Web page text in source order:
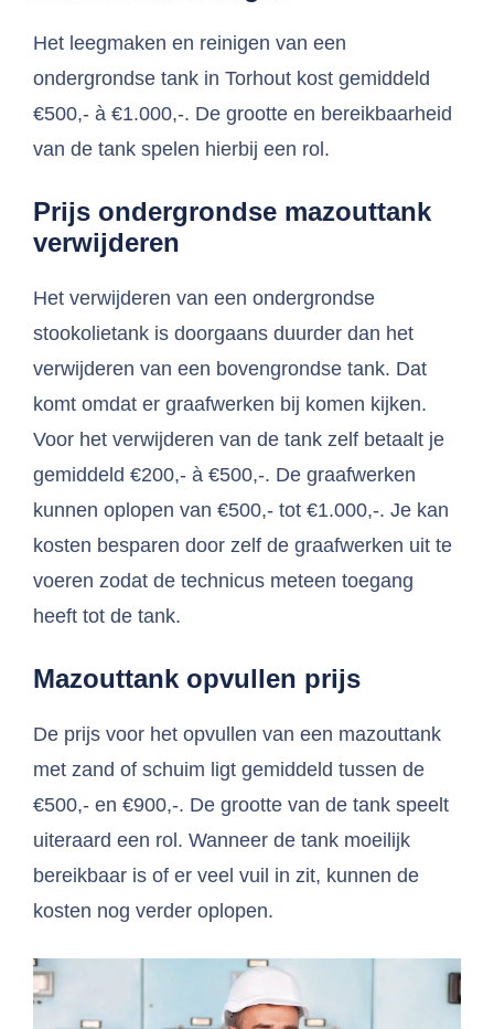
Het leegmaken en reinigen van een
ondergrondse tank in Torhout kost gemiddeld
€500,- à €1.000,-. De grootte en bereikbaarheid
van de tank spelen hierbij een rol.
Prijs ondergrondse mazouttank
verwijderen
Het verwijderen van een ondergrondse
stookolietank is doorgaans duurder dan het
verwijderen van een bovengrondse tank. Dat
komt omdat er graafwerken bij komen kijken.
Voor het verwijderen van de tank zelf betaalt je
gemiddeld €200,- à €500,-. De graafwerken
kunnen oplopen van €500,- tot €1.000,-. Je kan
kosten besparen door zelf de graafwerken uit te
voeren zodat de technicus meteen toegang
heeft tot de tank.
Mazouttank opvullen prijs
De prijs voor het opvullen van een mazouttank
met zand of schuim ligt gemiddeld tussen de
€500,- en €900,-. De grootte van de tank speelt
uiteraard een rol. Wanneer de tank moeilijk
bereikbaar is of er veel vuil in zit, kunnen de
kosten nog verder oplopen.